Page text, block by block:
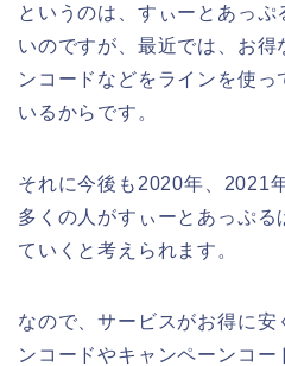
というのは、すぃーとあっ
いのですが、最近では、お得
ンコードなどをラインを使っ
いるからです。
それに今後も2020年、2021
多くの人がすぃーとあっぷる
ていくと考えられます。
なので、サービスがお得に安
ンコードやキャンペーンコ